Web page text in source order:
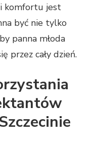
komfortu jest
być nie tylko
panna młoda
przez cały dzień.